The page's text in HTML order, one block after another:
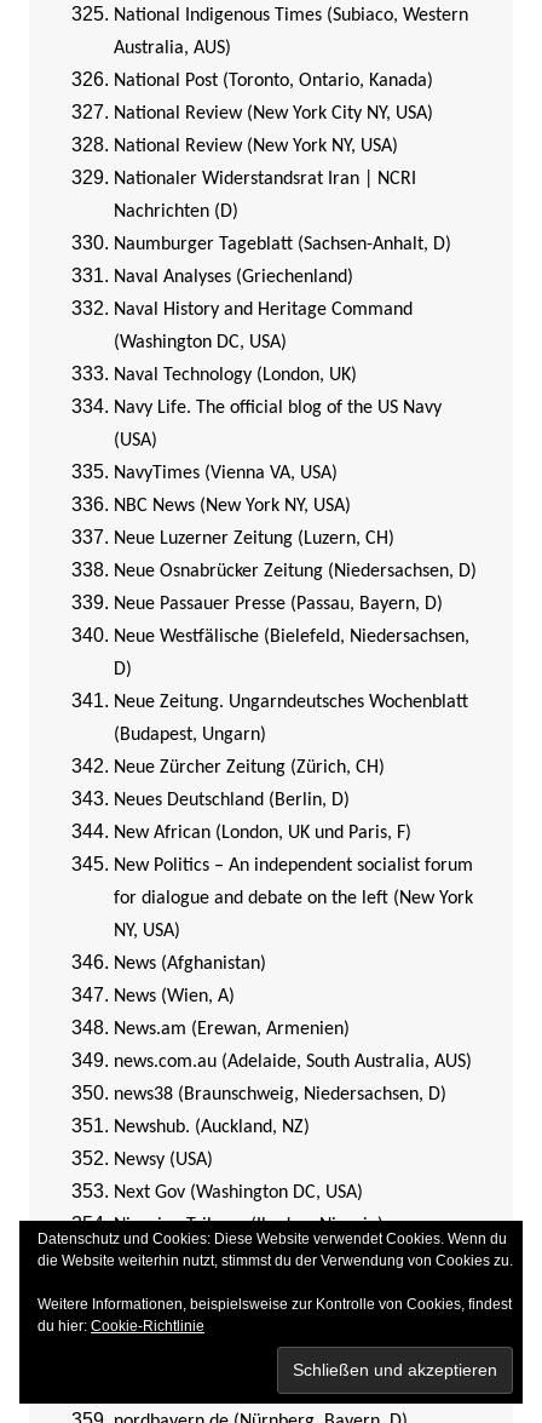
National Indigenous Times (Subiaco, Western
Australia, AUS)
National Post (Toronto, Ontario, Kanada)
National Review (New York City NY, USA)
National Review (New York NY, USA)
Nationaler Widerstandsrat Iran | NCRI
Nachrichten (D)
Naumburger Tageblatt (Sachsen-Anhalt, D)
Naval Analyses (Griechenland)
Naval History and Heritage Command
(Washington DC, USA)
Naval Technology (London, UK)
Navy Life. The official blog of the US Navy
(USA)
NavyTimes (Vienna VA, USA)
NBC News (New York NY, USA)
Neue Luzerner Zeitung (Luzern, CH)
Neue Osnabrücker Zeitung (Niedersachsen, D)
Neue Passauer Presse (Passau, Bayern, D)
Neue Westfälische (Bielefeld, Niedersachsen,
D)
Neue Zeitung. Ungarndeutsches Wochenblatt
(Budapest, Ungarn)
Neue Zürcher Zeitung (Zürich, CH)
Neues Deutschland (Berlin, D)
New African (London, UK und Paris, F)
New Politics – An independent socialist forum
for dialogue and debate on the left (New York
NY, USA)
News (Afghanistan)
News (Wien, A)
News.am (Erewan, Armenien)
news.com.au (Adelaide, South Australia, AUS)
news38 (Braunschweig, Niedersachsen, D)
Newshub. (Auckland, NZ)
Newsy (USA)
Next Gov (Washington DC, USA)
Nigerian Tribune (Ibadan, Nigeria)
Nikkei Asian Review (Tokio, Japan)
NNN (= Norddeutsche Neueste Nachrichten;
NÖN (St. Pölten, Niederösterreich, A)
Datenschutz und Cookies: Diese Website verwendet Cookies. Wenn du
die Website weiterhin nutzt, stimmst du der Verwendung von Cookies zu.
Weitere Informationen, beispielsweise zur Kontrolle von Cookies, findest
du hier: Cookie-Richtlinie